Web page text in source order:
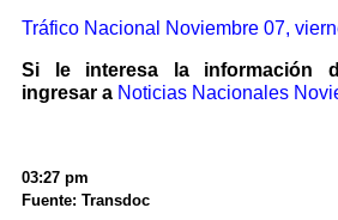
Tráfico Nacional Noviembre 07,
Si le interesa la información
ingresar a Noticias Nacionales
03:27 pm
Fuente: Transdoc